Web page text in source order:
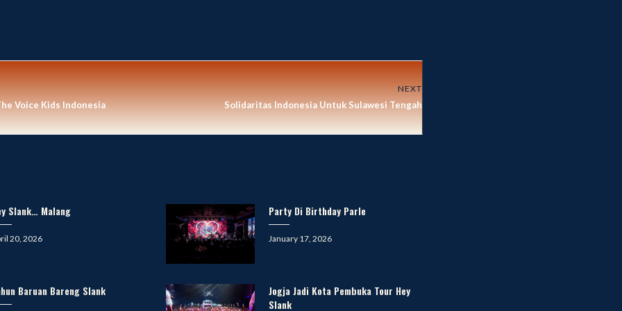
Voice Kids Indonesia
NEXT
Solidaritas Indonesia Untuk Sulawesi Tengah
Slank… Malang
20, 2026
Party Di Birthday Parle
Posted
January 17, 2026
Baruan Bareng Slank
Jogja Jadi Kota Pembuka Tour Hey
Slank